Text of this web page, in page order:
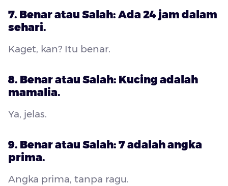
7. Benar atau Salah: Ada 24 jam dalam
sehari.
Kaget, kan? Itu benar.
8. Benar atau Salah: Kucing adalah
mamalia.
Ya, jelas.
9. Benar atau Salah: 7 adalah angka
prima.
Angka prima, tanpa ragu.